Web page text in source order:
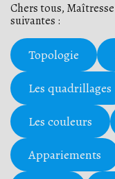
Chers tous, Maîtresse
suivantes :
Topologie
Les quadrillages
Les couleurs
Appariements